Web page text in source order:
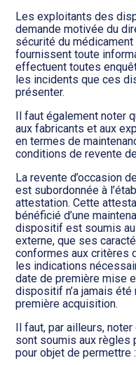
Les exploitants des
demande motivée du
sécurité du
fournissent toute
effectuent toutes
les incidents que ces
présenter.
Il faut également noter
aux fabricants et aux
en termes de
conditions de revente
La revente d’occasion
est subordonnée à
attestation. Cette
bénéficié d’une
dispositif est soumis
externe, que ses
conformes aux critères
les indications
date de première mise
dispositif n’a jamais
première acquisition.
Il faut, par ailleurs,
sont soumis aux règles
pour objet de permettre :